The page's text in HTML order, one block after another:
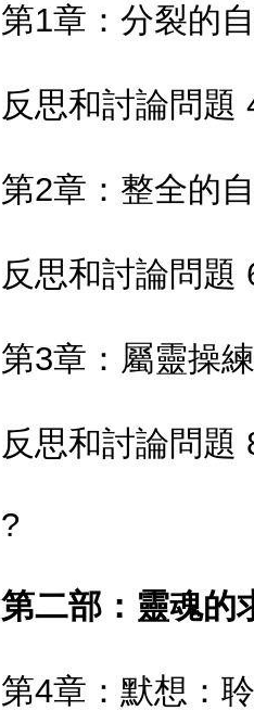
第1章：分裂的
反思和討論問題
第2章：整全的
反思和討論問題
第3章：屬靈操
反思和討論問題
?
第二部：靈魂的
第4章：默想：